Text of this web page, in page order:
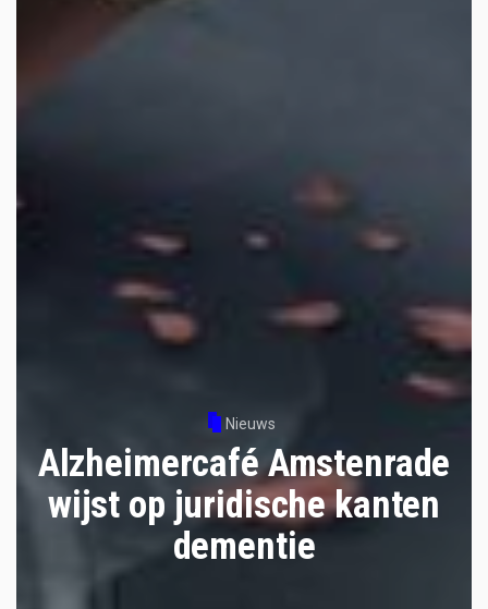
Nieuws
Alzheimercafé Amstenrade
wijst op juridische kanten
dementie